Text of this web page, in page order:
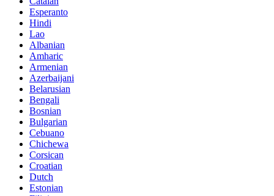
Esperanto
Hindi
Lao
Albanian
Amharic
Armenian
Azerbaijani
Belarusian
Bengali
Bosnian
Bulgarian
Cebuano
Chichewa
Corsican
Croatian
Dutch
Estonian